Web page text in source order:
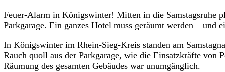
Feuer-Alarm in Königswinter! Mitten in die Samstagsruhe
Parkgarage. Ein ganzes Hotel muss geräumt werden –
In Königswinter im Rhein-Sieg-Kreis standen am
Rauch quoll aus der Parkgarage, wie die Einsatzkräfte von
Räumung des gesamten Gebäudes war unumgänglich.